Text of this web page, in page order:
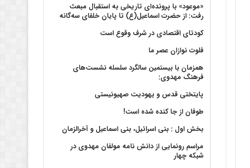
«موعود» با پرونده‌ای تاریخی به استقبال مبعث
رفت: از حضرت اسماعیل(ع) تا پایان خلفای سه‌گانه
کودتای اقتصادی در شرف وقوع است
فلوت نوازان عصر ما
همزمان با بیستمین سالگرد سلسله نشست‌های
فرهنگ مهدوی:‌
پایتختی قدس و یهودیت صهیونیستی
طوفان از جا کنده شده است!
بخش اول : بنی اسرائیل، بنی اسماعیل و آخرالزمان
مراسم رونمایی از دانش نامه مولفان مهدوی در
شبکه چهار